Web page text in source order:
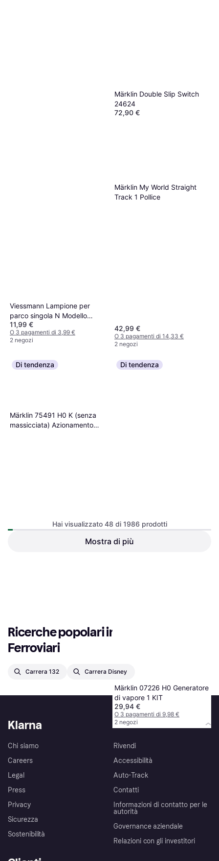
Viessmann Modelltechnik
Märklin Double Slip Switch
24624
72,90 €
Viessmann Lampione per
parco singola N Modello
pronto, già assemblato
Modelltechnik 1 pz
11,99 €
O 3 pagamenti di 3,99 €
2 negozi
Märklin My World Straight
Track 1 Pollice
42,99 €
O 3 pagamenti di 14,33 €
2 negozi
Di tendenza
Märklin 75491 H0 K (senza
massicciata) Azionamento
Di tendenza
Märklin 07226 H0 Generatore
di vapore 1 KIT
29,94 €
O 3 pagamenti di 9,98 €
2 negozi
Hai visualizzato 48 di 1986 prodotti
Mostra di più
Ricerche popolari in Modellismi
Ferroviari
Carrera 132 Carrera Disney
Klarna
Chi siamo
Careers
Legal
Press
Privacy
Sicurezza
Sostenibilità
Rivendi
Accessibilità
Auto-Track
Contatti
Informazioni di contatto per le
autorità
Governance aziendale
Relazioni con gli investitori